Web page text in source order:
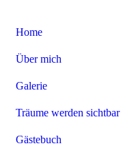
Home
Über mich
Galerie
Träume werden sichtbar
Gästebuch